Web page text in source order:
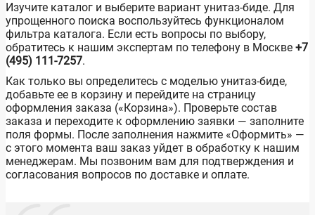
Изучите каталог и выберите вариант унитаз-биде. Для
упрощенного поиска воспользуйтесь функционалом
фильтра каталога. Если есть вопросы по выбору,
обратитесь к нашим экспертам по телефону в Москве +7
(495) 111-7257.
Как только вы определитесь с моделью унитаз-биде,
добавьте ее в корзину и перейдите на страницу
оформления заказа («Корзина»). Проверьте состав
заказа и переходите к оформлению заявки — заполните
поля формы. После заполнения нажмите «Оформить» —
с этого момента ваш заказ уйдет в обработку к нашим
менеджерам. Мы позвоним вам для подтверждения и
согласования вопросов по доставке и оплате.